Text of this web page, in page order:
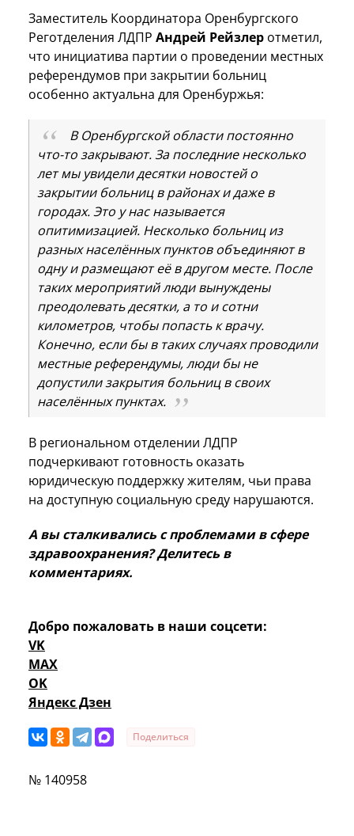
Заместитель Координатора Оренбургского
Реготделения ЛДПР Андрей Рейзлер отметил,
что инициатива партии о проведении местных
референдумов при закрытии больниц
особенно актуальна для Оренбуржья:
В Оренбургской области постоянно
что-то закрывают. За последние несколько
лет мы увидели десятки новостей о
закрытии больниц в районах и даже в
городах. Это у нас называется
опитимизацией. Несколько больниц из
разных населённых пунктов объединяют в
одну и размещают её в другом месте. После
таких мероприятий люди вынуждены
преодолевать десятки, а то и сотни
километров, чтобы попасть к врачу.
Конечно, если бы в таких случаях проводили
местные референдумы, люди бы не
допустили закрытия больниц в своих
населённых пунктах.
В региональном отделении ЛДПР
подчеркивают готовность оказать
юридическую поддержку жителям, чьи права
на доступную социальную среду нарушаются.
А вы сталкивались с проблемами в сфере
здравоохранения? Делитесь в
комментариях.
Добро пожаловать в наши соцсети:
VK
MAX
OK
Яндекс Дзен
Поделиться
№ 140958